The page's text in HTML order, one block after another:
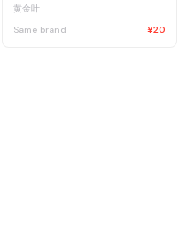
黄金叶
Same brand
¥20